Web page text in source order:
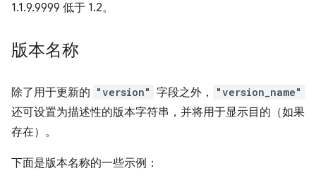
1.1.9.9999 低于 1.2。
版本名称
除了用于更新的 "version" 字段之外， "version_name"
还可设置为描述性的版本字符串，并将用于显示目的（如果
存在）。
下面是版本名称的一些示例：